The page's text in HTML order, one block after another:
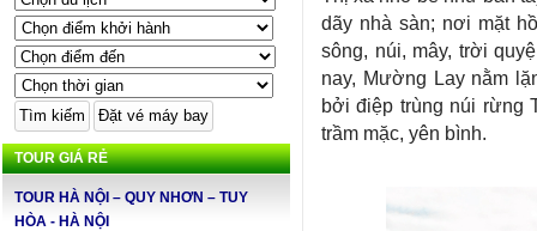
TOUR GIÁ RẺ
TOUR HÀ NỘI – QUY NHƠN – TUY
HÒA - HÀ NỘI
dãy nhà sàn; nơi mặt
sông, núi, mây, trời
nay, Mường Lay nằm
bởi điệp trùng núi rừng
trầm mặc, yên bình.